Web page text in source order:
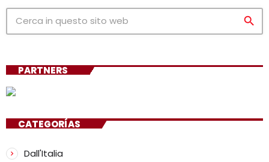
search
PARTNERS
CATEGORÍAS
Dall'Italia